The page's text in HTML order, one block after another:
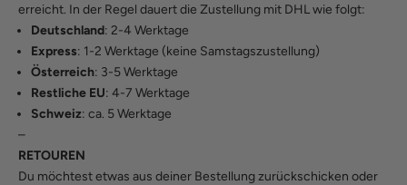
erreicht. In der Regel dauert die Zustellung mit DHL wie folgt:
Deutschland: 2-4 Werktage
Express: 1-2 Werktage (keine Samstagszustellung)
Österreich: 3-5 Werktage
Restliche EU: 4-7 Werktage
Schweiz: ca. 5 Werktage
–
RETOUREN
Du möchtest etwas aus deiner Bestellung zurückschicken oder